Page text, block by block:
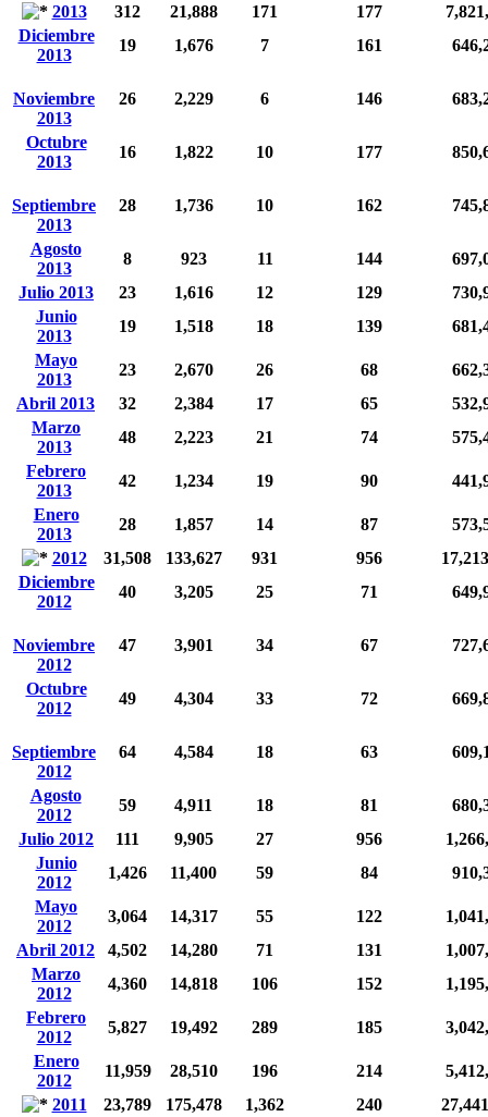
2013
312 21,888 171 177
Diciembre
2013
19 1,676 7 161
Noviembre
2013
26 2,229 6 146
Octubre
2013
16 1,822 10 177
Septiembre
2013
28 1,736 10 162
Agosto
2013
8 923 11 144
Julio 2013
23 1,616 12 129
Junio
2013
19 1,518 18 139
Mayo
2013
23 2,670 26 68
Abril 2013
32 2,384 17 65
Marzo
2013
48 2,223 21 74
Febrero
2013
42 1,234 19 90
Enero
2013
28 1,857 14 87
2012
31,508 133,627 931 956
Diciembre
2012
40 3,205 25 71
Noviembre
2012
47 3,901 34 67
Octubre
2012
49 4,304 33 72
Septiembre
2012
64 4,584 18 63
Agosto
2012
59 4,911 18 81
Julio 2012
111 9,905 27 956
Junio
2012
1,426 11,400 59 84
Mayo
2012
3,064 14,317 55 122
Abril 2012
4,502 14,280 71 131
Marzo
2012
4,360 14,818 106 152
Febrero
2012
5,827 19,492 289 185
Enero
2012
11,959 28,510 196 214
2011
23,789 175,478 1,362 240